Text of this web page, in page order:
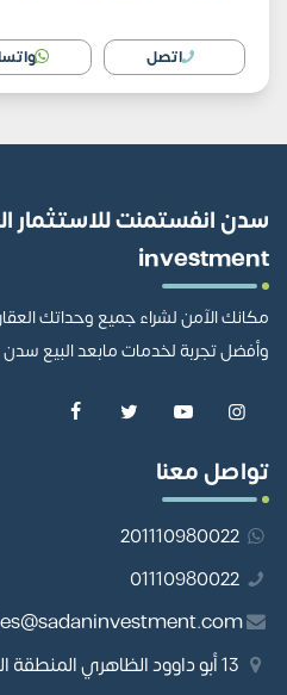
اتصل
investment
مكانك الآمن لشراء جميع وحداتك
وأفضل تجربة لخدمات مابعد البيع
تواصل معنا
201110980022
01110980022